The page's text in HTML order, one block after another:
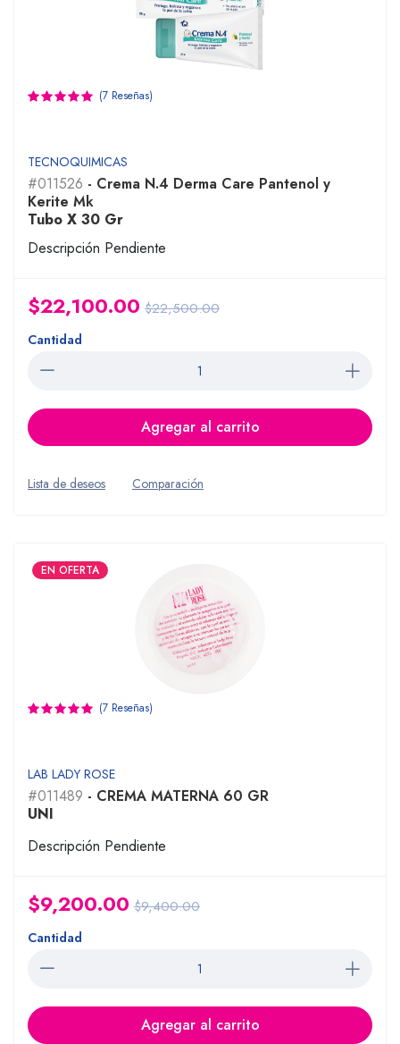
(7 Reseñas)
TECNOQUIMICAS
#011526 - Crema N.4 Derma Care Pantenol y
Kerite Mk
Tubo X 30 Gr
Descripción Pendiente
$22,100.00 $22,500.00
Cantidad
Agregar al carrito
Lista de deseos Comparación
EN OFERTA
(7 Reseñas)
LAB LADY ROSE
#011489 - CREMA MATERNA 60 GR
UNI
Descripción Pendiente
$9,200.00 $9,400.00
Cantidad
Agregar al carrito